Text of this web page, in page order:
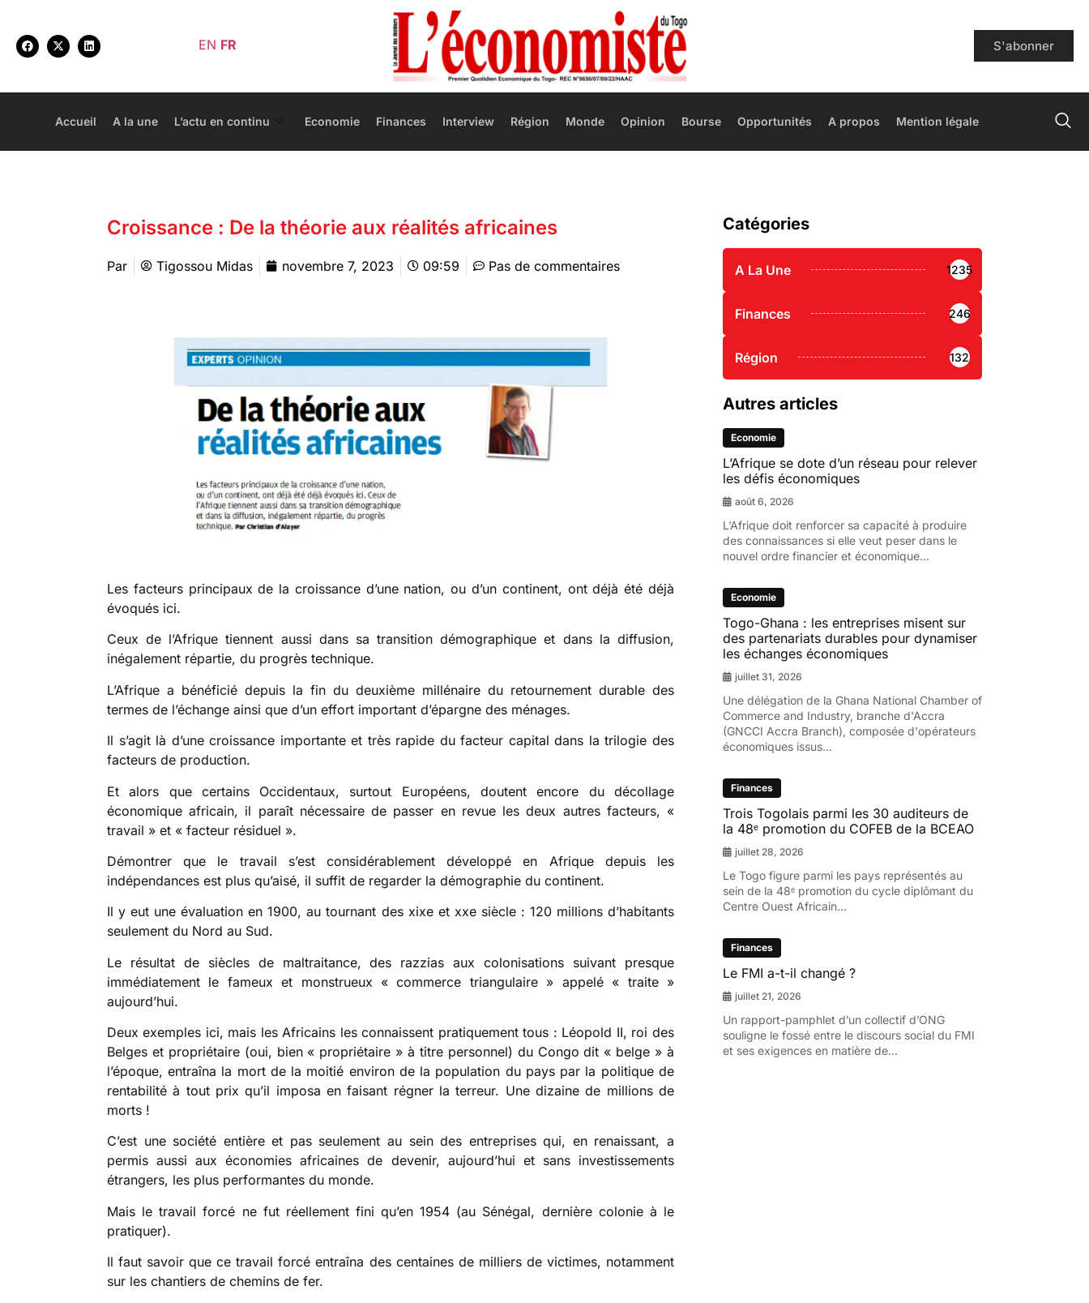
EN FR S'abonner
Accueil A la une L’actu en continu Economie Finances Interview Région Monde Opinion Bourse Opportunités A propos Mention légale
Croissance : De la théorie aux réalités africaines
Par Tigossou Midas novembre 7, 2023 09:59 Pas de commentaires
Les facteurs principaux de la croissance d’une nation, ou d’un continent, ont déjà été déjà
évoqués ici.
Ceux de l’Afrique tiennent aussi dans sa transition démographique et dans la diffusion,
inégalement répartie, du progrès technique.
L’Afrique a bénéficié depuis la fin du deuxième millénaire du retournement durable des
termes de l’échange ainsi que d’un effort important d’épargne des ménages.
Il s’agit là d’une croissance importante et très rapide du facteur capital dans la trilogie des
facteurs de production.
Et alors que certains Occidentaux, surtout Européens, doutent encore du décollage
économique africain, il paraît nécessaire de passer en revue les deux autres facteurs, «
travail » et « facteur résiduel ».
Démontrer que le travail s’est considérablement développé en Afrique depuis les
indépendances est plus qu’aisé, il suffit de regarder la démographie du continent.
Il y eut une évaluation en 1900, au tournant des xixe et xxe siècle : 120 millions d’habitants
seulement du Nord au Sud.
Le résultat de siècles de maltraitance, des razzias aux colonisations suivant presque
immédiatement le fameux et monstrueux « commerce triangulaire » appelé « traite »
aujourd’hui.
Deux exemples ici, mais les Africains les connaissent pratiquement tous : Léopold II, roi des
Belges et propriétaire (oui, bien « propriétaire » à titre personnel) du Congo dit « belge » à
l’époque, entraîna la mort de la moitié environ de la population du pays par la politique de
rentabilité à tout prix qu’il imposa en faisant régner la terreur. Une dizaine de millions de
morts !
C’est une société entière et pas seulement au sein des entreprises qui, en renaissant, a
permis aussi aux économies africaines de devenir, aujourd’hui et sans investissements
étrangers, les plus performantes du monde.
Mais le travail forcé ne fut réellement fini qu’en 1954 (au Sénégal, dernière colonie à le
pratiquer).
Il faut savoir que ce travail forcé entraîna des centaines de milliers de victimes, notamment
sur les chantiers de chemins de fer.
Catégories
A La Une 1235
Finances 246
Région 132
Autres articles
Economie
L’Afrique se dote d’un réseau pour relever
les défis économiques
août 6, 2026
L’Afrique doit renforcer sa capacité à produire
des connaissances si elle veut peser dans le
nouvel ordre financier et économique...
Economie
Togo-Ghana : les entreprises misent sur
des partenariats durables pour dynamiser
les échanges économiques
juillet 31, 2026
Une délégation de la Ghana National Chamber of
Commerce and Industry, branche d'Accra
(GNCCI Accra Branch), composée d'opérateurs
économiques issus...
Finances
Trois Togolais parmi les 30 auditeurs de
la 48ᵉ promotion du COFEB de la BCEAO
juillet 28, 2026
Le Togo figure parmi les pays représentés au
sein de la 48ᵉ promotion du cycle diplômant du
Centre Ouest Africain...
Finances
Le FMI a-t-il changé ?
juillet 21, 2026
Un rapport-pamphlet d’un collectif d’ONG
souligne le fossé entre le discours social du FMI
et ses exigences en matière de...